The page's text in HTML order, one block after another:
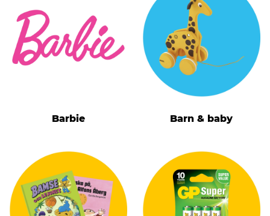
Barbie Barn & baby